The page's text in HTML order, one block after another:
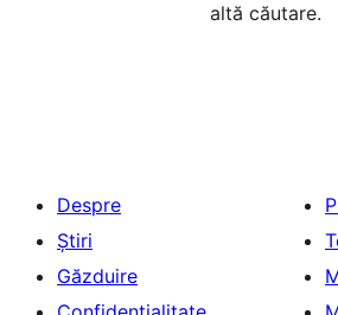
altă căutare.
Despre
Știri
Găzduire